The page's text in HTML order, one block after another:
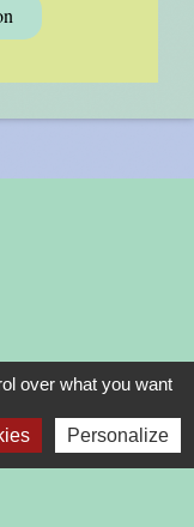
over what you want
Personalize